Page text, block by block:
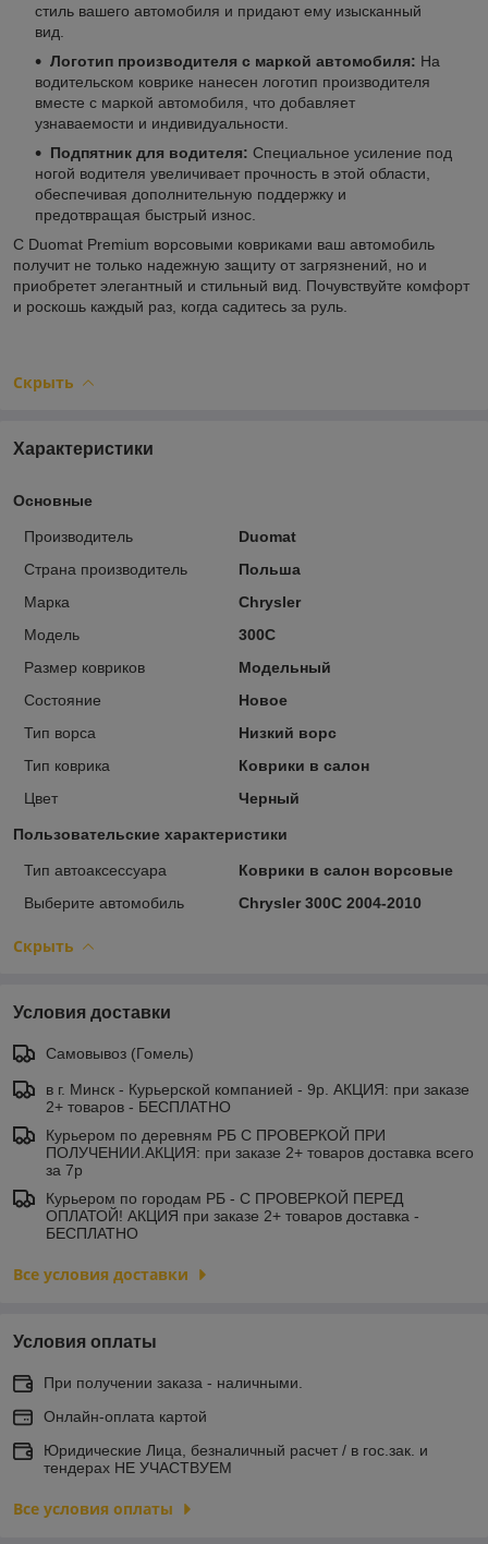
стиль вашего автомобиля и придают ему изысканный
вид.
Логотип производителя с маркой автомобиля: На
водительском коврике нанесен логотип производителя
вместе с маркой автомобиля, что добавляет
узнаваемости и индивидуальности.
Подпятник для водителя: Специальное усиление под
ногой водителя увеличивает прочность в этой области,
обеспечивая дополнительную поддержку и
предотвращая быстрый износ.
С Duomat Premium ворсовыми ковриками ваш автомобиль
получит не только надежную защиту от загрязнений, но и
приобретет элегантный и стильный вид. Почувствуйте комфорт
и роскошь каждый раз, когда садитесь за руль.
Скрыть
Характеристики
Основные
Производитель
Duomat
Страна производитель
Польша
Марка
Chrysler
Модель
300C
Размер ковриков
Модельный
Состояние
Новое
Тип ворса
Низкий ворс
Тип коврика
Коврики в салон
Цвет
Черный
Пользовательские характеристики
Тип автоаксессуара
Коврики в салон ворсовые
Выберите автомобиль
Chrysler 300C 2004-2010
Скрыть
Условия доставки
Самовывоз (Гомель)
в г. Минск - Курьерской компанией - 9р. АКЦИЯ: при заказе
2+ товаров - БЕСПЛАТНО
Курьером по деревням РБ С ПРОВЕРКОЙ ПРИ
ПОЛУЧЕНИИ.АКЦИЯ: при заказе 2+ товаров доставка всего
за 7р
Курьером по городам РБ - С ПРОВЕРКОЙ ПЕРЕД
ОПЛАТОЙ! АКЦИЯ при заказе 2+ товаров доставка -
БЕСПЛАТНО
Все условия доставки
Условия оплаты
При получении заказа - наличными.
Онлайн-оплата картой
Юридические Лица, безналичный расчет / в гос.зак. и
тендерах НЕ УЧАСТВУЕМ
Все условия оплаты